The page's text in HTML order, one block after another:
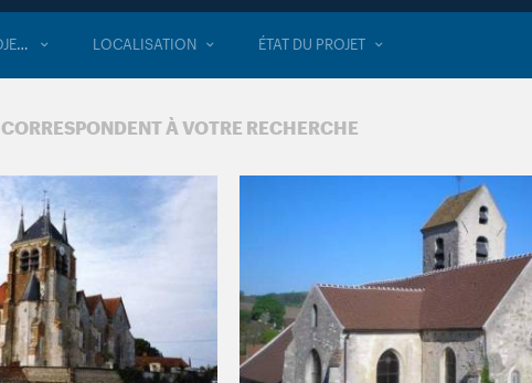
TOUS LES PROJETS LOCALISATION ÉTAT DU PROJET
À VOTRE RECHERCHE